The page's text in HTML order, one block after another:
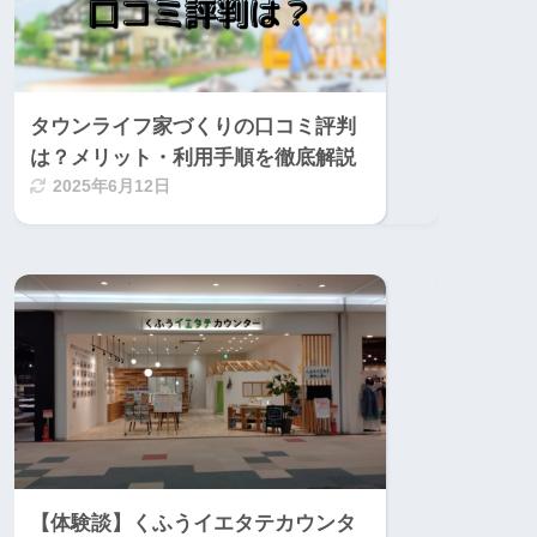
タウンライフ家づくりの口コミ評判
は？メリット・利用手順を徹底解説
2025年6月12日
【体験談】くふうイエタテカウンタ